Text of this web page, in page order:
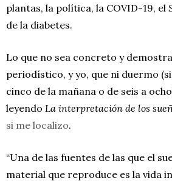
plantas, la política, la COVID-19, el
de la diabetes.
Lo que no sea concreto y
periodístico, y yo, que ni duermo
cinco de la mañana o de seis a
leyendo La interpretación de los
si me localizo.
“Una de las fuentes de las que el
material que reproduce es la vida